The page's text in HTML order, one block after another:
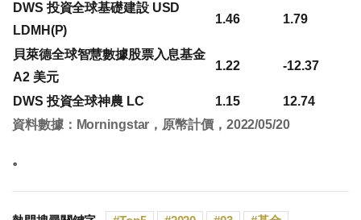
DWS 投資全球基礎建設 USD
LDMH(P)
1.46 1.79
貝萊德全球智慧數據股票入息基金
A2 美元
1.22 -12.37
DWS 投資全球神農 LC 1.15
12.74
資料數據：Morningstar，原幣計價，2022/05/20
。